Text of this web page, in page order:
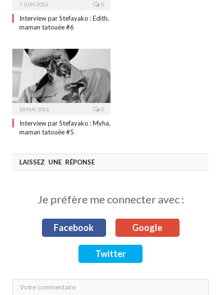
7 JUIN 2016 0
Interview par Stefayako : Edith,
maman tatouée #6
18 MAI 2016 0
Interview par Stefayako : Myha,
maman tatouée #5
LAISSEZ UNE RÉPONSE
Je préfère me connecter avec :
Facebook Google
Twitter